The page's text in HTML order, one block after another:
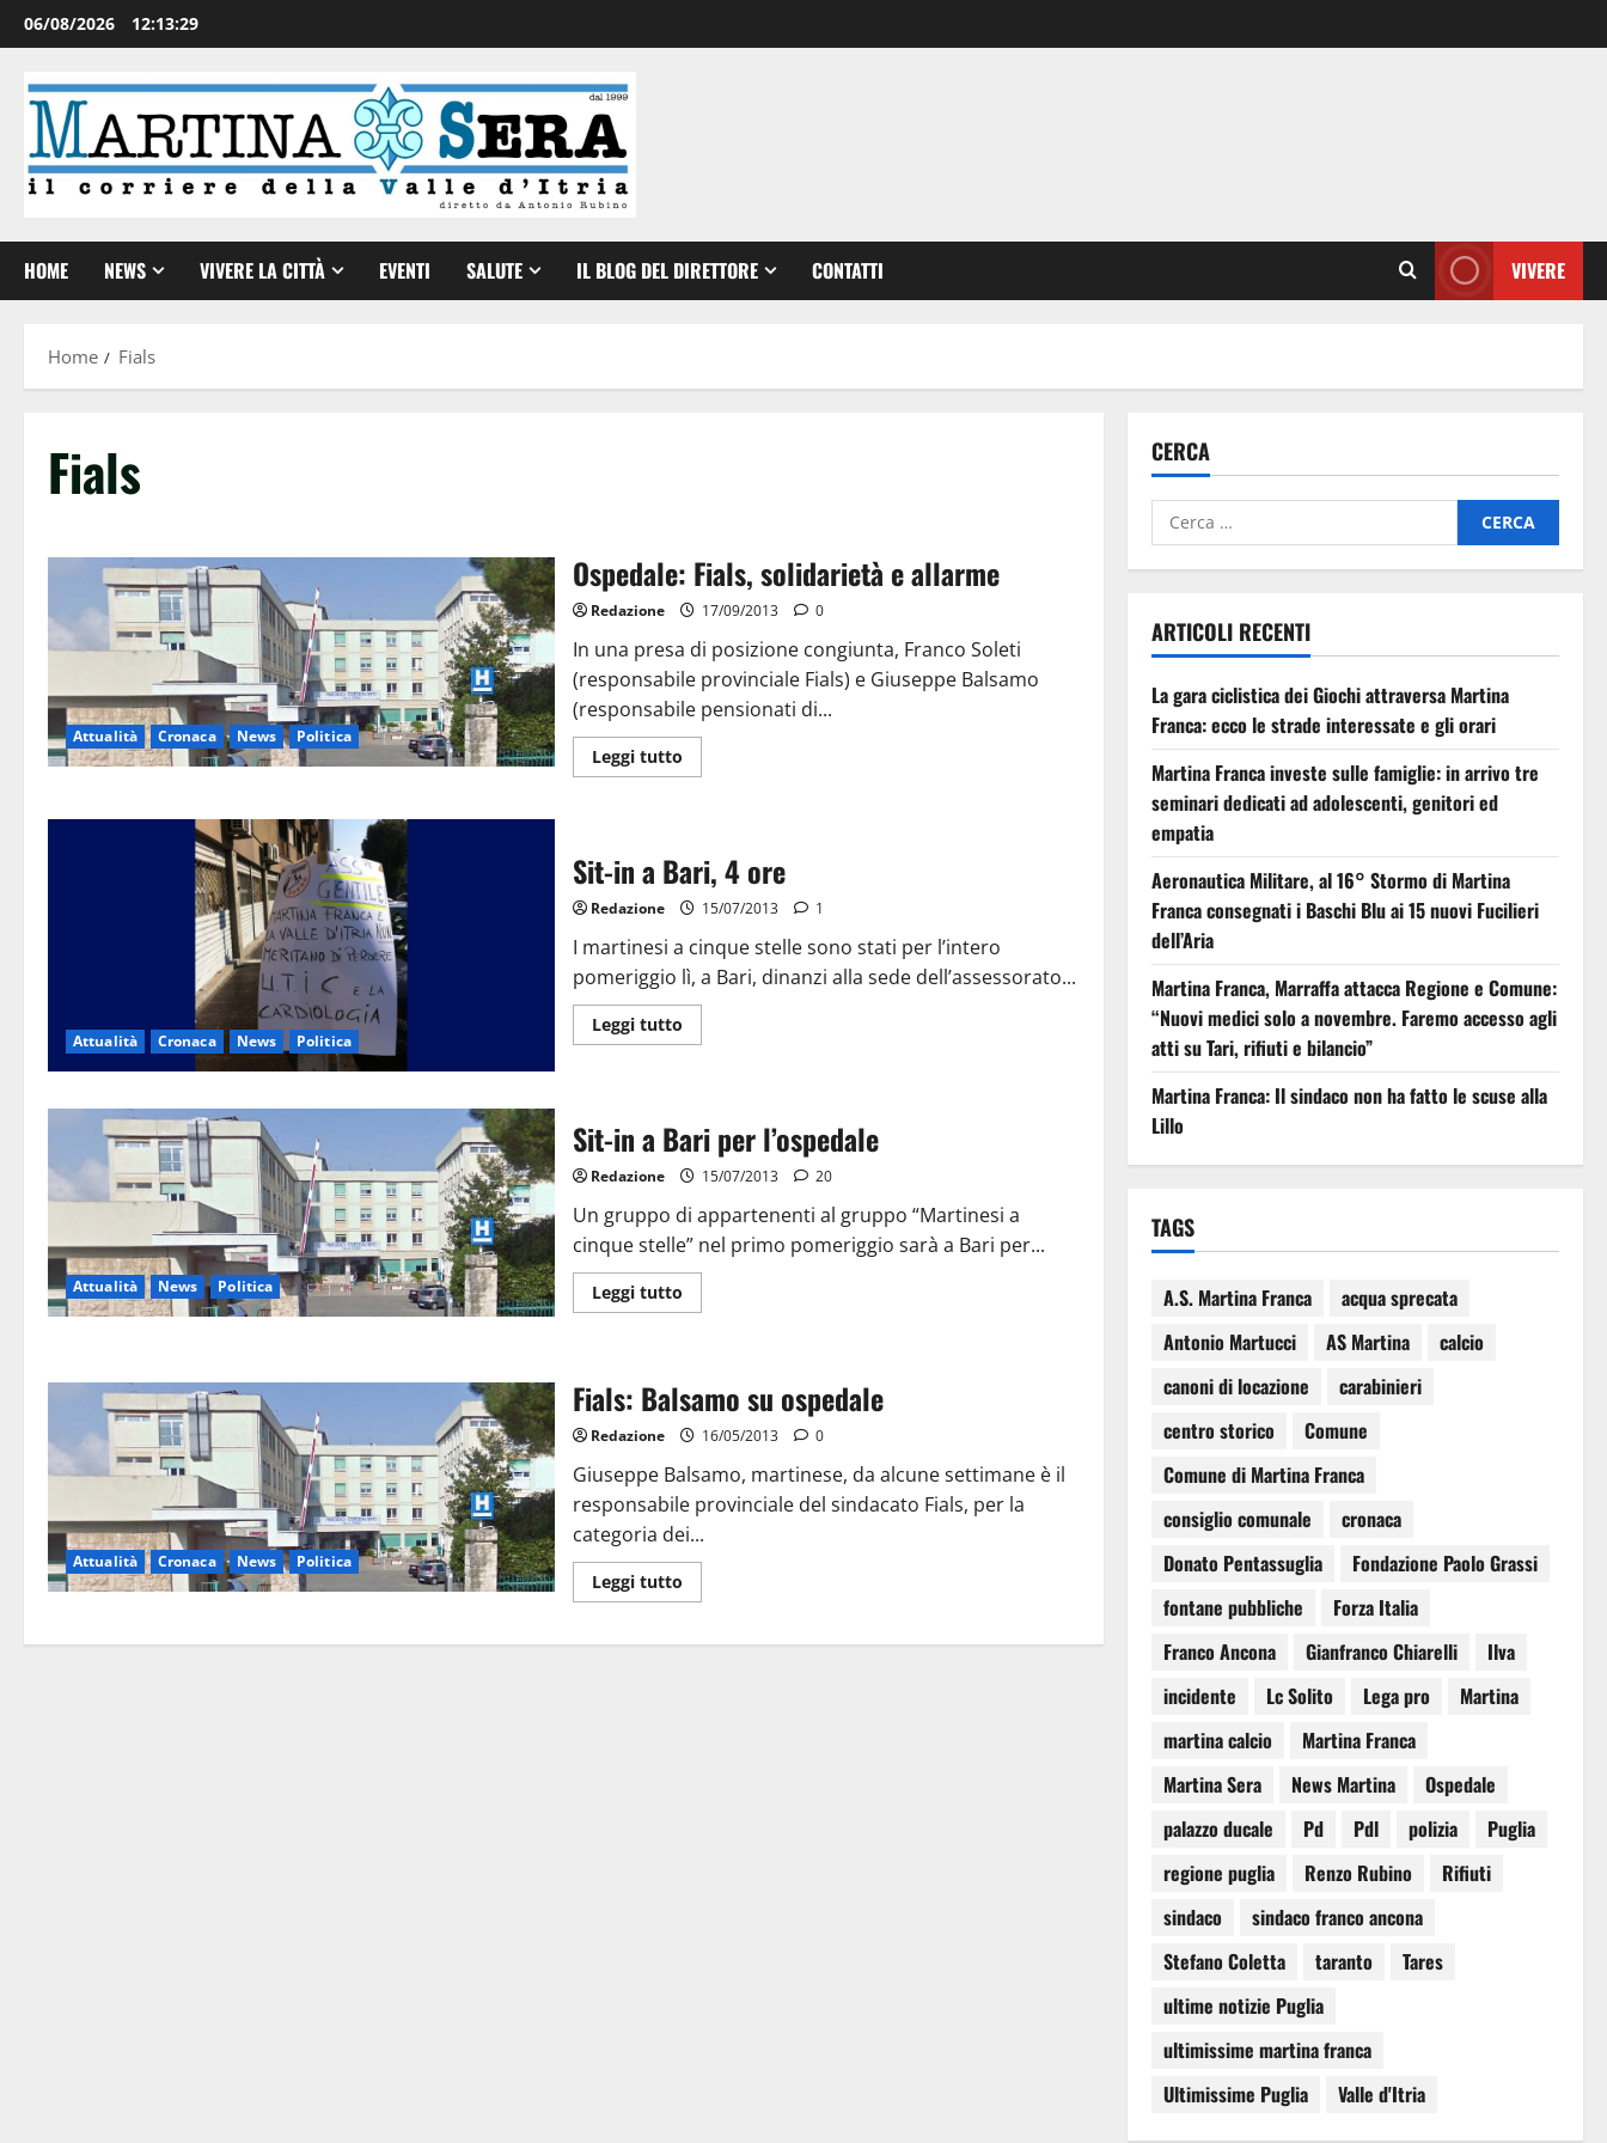
06/08/2026 12:13:30
HOME NEWS VIVERE LA CITTÀ EVENTI SALUTE IL BLOG DEL DIRETTORE CONTATTI VIVERE
Home Fials
Fials
Attualità Cronaca News Politica
Ospedale: Fials, solidarietà e allarme
Redazione 17/09/2013 0
In una presa di posizione congiunta, Franco Soleti
(responsabile provinciale Fials) e Giuseppe Balsamo
(responsabile pensionati di...
Leggi tutto
Attualità Cronaca News Politica
Sit-in a Bari, 4 ore
Redazione 15/07/2013 1
I martinesi a cinque stelle sono stati per l’intero
pomeriggio lì, a Bari, dinanzi alla sede dell’assessorato...
Leggi tutto
Attualità News Politica
Sit-in a Bari per l’ospedale
Redazione 15/07/2013 20
Un gruppo di appartenenti al gruppo “Martinesi a
cinque stelle” nel primo pomeriggio sarà a Bari per...
Leggi tutto
Attualità Cronaca News Politica
Fials: Balsamo su ospedale
Redazione 16/05/2013 0
Giuseppe Balsamo, martinese, da alcune settimane è il
responsabile provinciale del sindacato Fials, per la
categoria dei...
Leggi tutto
CERCA
ARTICOLI RECENTI
La gara ciclistica dei Giochi attraversa Martina
Franca: ecco le strade interessate e gli orari
Martina Franca investe sulle famiglie: in arrivo tre
seminari dedicati ad adolescenti, genitori ed
empatia
Aeronautica Militare, al 16° Stormo di Martina
Franca consegnati i Baschi Blu ai 15 nuovi Fucilieri
dell’Aria
Martina Franca, Marraffa attacca Regione e Comune:
“Nuovi medici solo a novembre. Faremo accesso agli
atti su Tari, rifiuti e bilancio”
Martina Franca: Il sindaco non ha fatto le scuse alla
Lillo
TAGS
A.S. Martina Franca
acqua sprecata
Antonio Martucci
AS Martina
calcio
canoni di locazione
carabinieri
centro storico
Comune
Comune di Martina Franca
consiglio comunale
cronaca
Donato Pentassuglia
Fondazione Paolo Grassi
fontane pubbliche
Forza Italia
Franco Ancona
Gianfranco Chiarelli
Ilva
incidente
Lc Solito Lega pro
Martina
martina calcio
Martina Franca
Martina Sera
News Martina
Ospedale
palazzo ducale
Pd Pdl polizia
Puglia
regione puglia
Renzo Rubino
Rifiuti
sindaco
sindaco franco ancona
Stefano Coletta
taranto
Tares
ultime notizie Puglia
ultimissime martina franca
Ultimissime Puglia
Valle d'Itria